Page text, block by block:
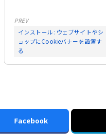
PREV
インストール: ウェブサイトやシ
ョップにCookieバナーを設置す
る
Facebook